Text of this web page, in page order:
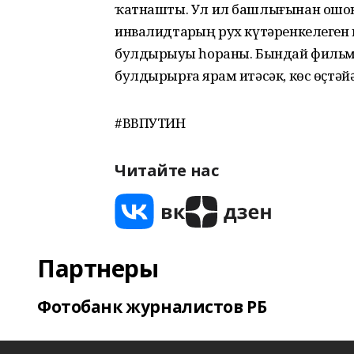
ҡатнашты. Ул ил башлығынан
инвалидтарҙың рух
булдырыуҙы һораны. Бындай
булдырырға ярҙам итәсәк, көс
#ВВПУТИН
Читайте нас
Партнеры
Фотобанк журналистов РБ